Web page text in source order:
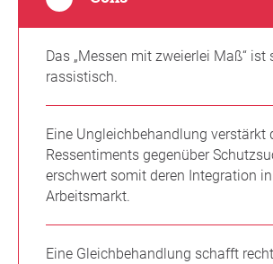
Das „Messen mit zweierlei Maß“ ist
rassistisch.
Eine Ungleichbehandlung verstärkt
Ressentiments gegenüber
erschwert somit deren Integration
Arbeitsmarkt.
Eine Gleichbehandlung schafft